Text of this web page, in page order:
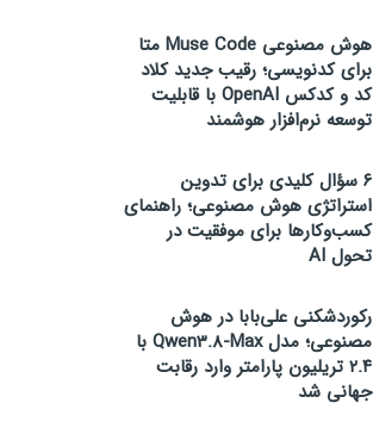
هوش مصنوعی Muse Code متا
برای کدنویسی؛ رقیب جدید کلاد
کد و کدکس OpenAI با قابلیت
توسعه نرم‌افزار هوشمند
۶ سؤال کلیدی برای تدوین
استراتژی هوش مصنوعی؛ راهنمای
کسب‌وکارها برای موفقیت در
تحول AI
رکوردشکنی علی‌بابا در هوش
مصنوعی؛ مدل Qwen3.8-Max با
۲.۴ تریلیون پارامتر وارد رقابت
جهانی شد